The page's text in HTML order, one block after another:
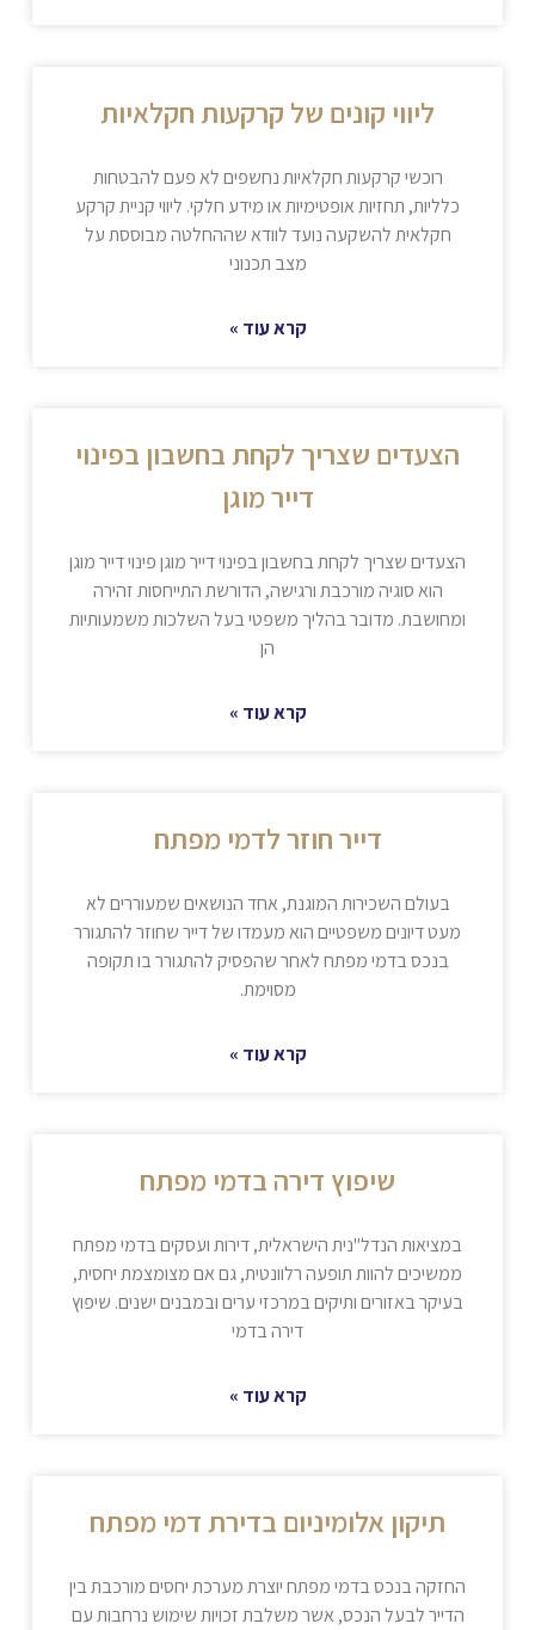
ליווי קונים של קרקעות חקלאיות
רוכשי קרקעות חקלאיות נחשפים לא פעם להבטחות
כלליות, תחזיות אופטימיות או מידע חלקי. ליווי קניית קרקע
חקלאית להשקעה נועד לוודא שההחלטה מבוססת על
מצב תכנוני
קרא עוד »
הצעדים שצריך לקחת בחשבון בפינוי
דייר מוגן
הצעדים שצריך לקחת בחשבון בפינוי דייר מוגן פינוי דייר מוגן
הוא סוגיה מורכבת ורגישה, הדורשת התייחסות זהירה
ומחושבת. מדובר בהליך משפטי בעל השלכות משמעותיות
הן
קרא עוד »
דייר חוזר לדמי מפתח
בעולם השכירות המוגנת, אחד הנושאים שמעוררים לא
מעט דיונים משפטיים הוא מעמדו של דייר שחוזר להתגורר
בנכס בדמי מפתח לאחר שהפסיק להתגורר בו תקופה
מסוימת.
קרא עוד »
שיפוץ דירה בדמי מפתח
במציאות הנדל"נית הישראלית, דירות ועסקים בדמי מפתח
ממשיכים להוות תופעה רלוונטית, גם אם מצומצמת יחסית,
בעיקר באזורים ותיקים במרכזי ערים ובמבנים ישנים. שיפוץ
דירה בדמי
קרא עוד »
תיקון אלומיניום בדירת דמי מפתח
החזקה בנכס בדמי מפתח יוצרת מערכת יחסים מורכבת בין
הדייר לבעל הנכס, אשר משלבת זכויות שימוש נרחבות עם